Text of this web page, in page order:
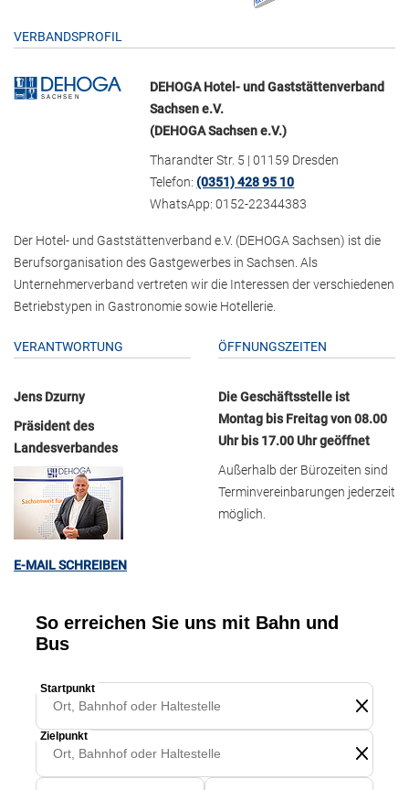
VERBANDSPROFIL
DEHOGA Hotel- und Gaststättenverband
Sachsen e.V.
(DEHOGA Sachsen e.V.)
Tharandter Str. 5 | 01159 Dresden
Telefon:(0351) 428 95 10
WhatsApp: 0152-22344383
Der Hotel- und Gaststättenverband e.V. (DEHOGA Sachsen) ist die
Berufsorganisation des Gastgewerbes in Sachsen. Als
Unternehmerverband vertreten wir die Interessen der verschiedenen
Betriebstypen in Gastronomie sowie Hotellerie.
VERANTWORTUNG
Jens Dzurny
Präsident des
Landesverbandes
E-MAIL SCHREIBEN
ÖFFNUNGSZEITEN
Die Geschäftsstelle ist
Montag bis Freitag von 08.00
Uhr bis 17.00 Uhr geöffnet
Außerhalb der Bürozeiten sind
Terminvereinbarungen jederzeit
möglich.